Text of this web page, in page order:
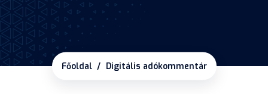
Főoldal Digitális adókommentár